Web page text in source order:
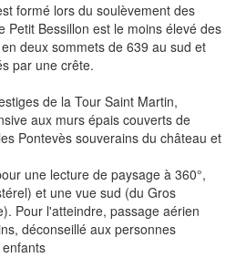
formé lors du soulèvement des
Petit Bessillon est le moins élevé des
deux sommets de 639 au sud et
par une crête.
de la Tour Saint Martin,
aux murs épais couverts de
Pontevès souverains du château et
une lecture de paysage à 360°,
et une vue sud (du Gros
Pour l'atteindre, passage aérien
déconseillé aux personnes